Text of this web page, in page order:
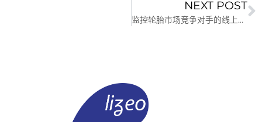
NEXT POST
监控轮胎市场竞争对手的线上价格